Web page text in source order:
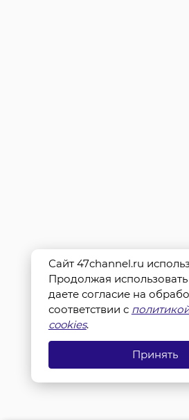
Сайт 47channel.ru
Продолжая использовать
даете согласие на
соответствии с
cookies.
Принять